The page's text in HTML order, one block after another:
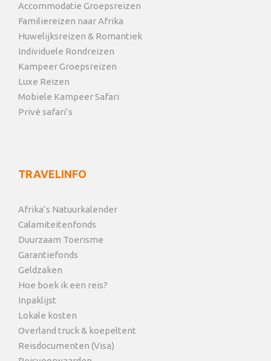
Accommodatie Groepsreizen
Familiereizen naar Afrika
Huwelijksreizen & Romantiek
Individuele Rondreizen
Kampeer Groepsreizen
Luxe Reizen
Mobiele Kampeer Safari
Privé safari’s
TRAVELINFO
Afrika’s Natuurkalender
Calamiteitenfonds
Duurzaam Toerisme
Garantiefonds
Geldzaken
Hoe boek ik een reis?
Inpaklijst
Lokale kosten
Overland truck & koepeltent
Reisdocumenten (Visa)